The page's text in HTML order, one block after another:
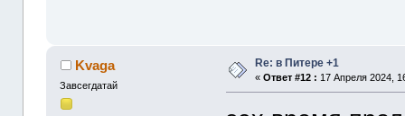
Kvaga
Завсегдатай
Re: в Питере +1
«Ответ #12 : 17 Апреля 2024,